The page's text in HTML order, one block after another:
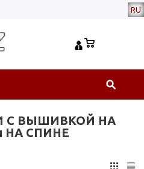
RU
С ВЫШИВКОЙ НА
НА СПИНЕ